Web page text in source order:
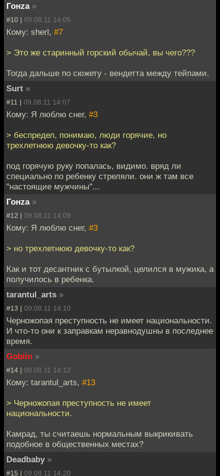
Гонzа »
#10 | 09.08.11 14:05
Кому: sherl, #7
> Это же старинный горский обычай, вы чего???
Тогда дальше по сюжету - вендетта между тейпами.
Surt »
#11 | 09.08.11 14:07
Кому: Я люблю снег, #3
> беспредел, понимаю, люди горячие, но
трехлетнюю девочку-то как?
под горячую руку попалась, видимо. вряд ли
специально по ребенку стреляли. они ж там все
"настоящие мужчины"...
Гонzа »
#12 | 09.08.11 14:09
Кому: Я люблю снег, #3
> но трехлетнюю девочку-то как?
Как и тот десантник с бутылкой, целился в мужика, а
получилось в ребенка.
tarantul_arts »
#13 | 09.08.11 14:10
Черножопая преступность не имеет национальности.
И что-то они к заправкам неравнодушны в последнее
время.
Goblin »
#14 | 09.08.11 14:12
Кому: tarantul_arts, #13
> Черножопая преступность не имеет
национальности.
Камрад, ты считаешь нормальным выкрикивать
подобное в общественных местах?
Deadbaby »
#15 | 09.08.11 14:20